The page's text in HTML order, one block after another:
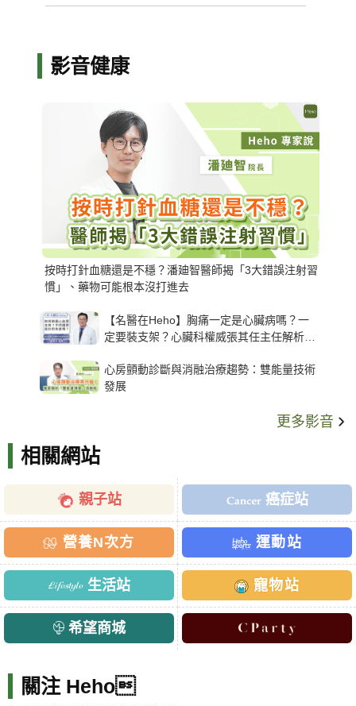
影音健康
按時打針血糖還是不穩？潘廸智醫師揭「3大錯誤注射習
慣」、藥物可能根本沒打進去
【名醫在Heho】胸痛一定是心臟病嗎？一
定要裝支架？心臟科權威張其任主任解析支
心房顫動診斷與消融治療趨勢：雙能量技術
發展
更多影音
相關網站
親子站 癌症站
營養N次方 運動站
生活站 寵物站
希望商城
關注 Heho